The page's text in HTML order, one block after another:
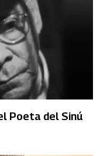
Poeta del Sinú